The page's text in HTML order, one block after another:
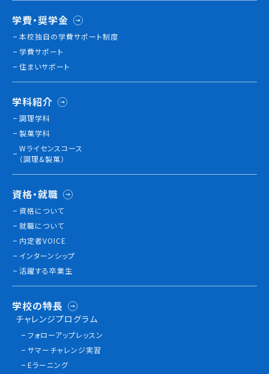
学生カフェ営業インフォメーション
コックコート紹介
訪問者別
高校生の方へ
社会人・大学生・短大生の方へ
留学生の方へ(for Foreign Student)
卒業生の方へ・
各種証明書の申請について
ブログ
アクセス
情報公開
よくあるご質問
学費・奨学金
本校独⾃の学費サポート制度
学費サポート
住まいサポート
学科紹介
調理学科
製菓学科
Wライセンスコース
（調理&製菓）
資格・就職
資格について
就職について
内定者VOICE
インターンシップ
活躍する卒業生
学校の特長
チャレンジプログラム
フォローアップレッスン
サマーチャレンジ実習
Eラーニング